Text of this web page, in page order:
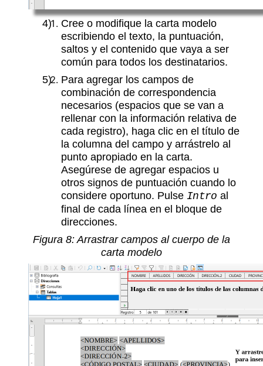
Cree o modifique la carta modelo
escribiendo el texto, la puntuación,
saltos y el contenido que vaya a ser
común para todos los destinatarios.
Para agregar los campos de
combinación de correspondencia
necesarios (espacios que se van a
rellenar con la información relativa de
cada registro), haga clic en el título de
la columna del campo y arrástrelo al
punto apropiado en la carta.
Asegúrese de agregar espacios u
otros signos de puntuación cuando lo
considere oportuno. Pulse Intro al
final de cada línea en el bloque de
direcciones.
Figura 8: Arrastrar campos al cuerpo de la
carta modelo